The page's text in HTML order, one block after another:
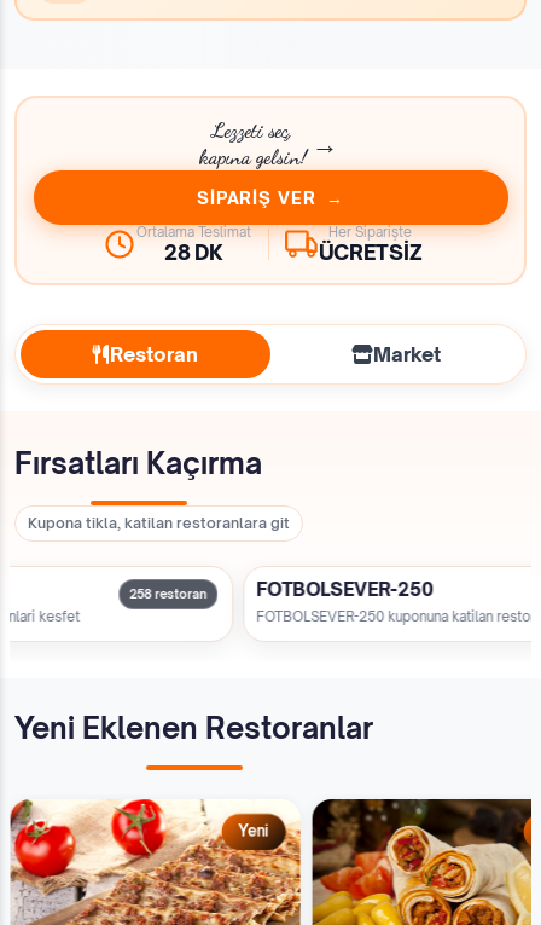
Lezzeti seç,
kapına gelsin! →
SİPARİŞ VER →
Ortalama Teslimat
28 DK
Her Siparişte
ÜCRETSİZ
Restoran Market
Fırsatları Kaçırma
Kupona tikla, katilan restoranlara git
%20 indirim
FOTBOLSEVER-250
FOTBOLSEVER-250 kuponuna katilan restoranlari kesfet
Yeni Eklenen Restoranlar
Yeni